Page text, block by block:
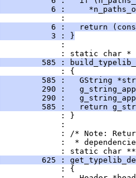
6 :
:
6 :   return
           3 : }
:
: static char *
585 :
: {
585 :   GString
290 :
290 :
585 :   return
: }
:
: /* Note:
:  *
: static char **
625 :
: {